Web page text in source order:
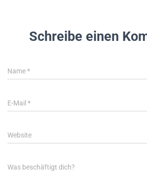
Schreibe einen
Name*
E-Mail *
Website
Was beschäftigt dich?